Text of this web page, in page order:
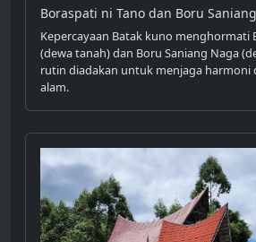
Boraspati ni Tano dan Boru
Kepercayaan Batak kuno menghormati
(dewa tanah) dan Boru Saniang Naga
rutin diadakan untuk menjaga harmoni
alam.